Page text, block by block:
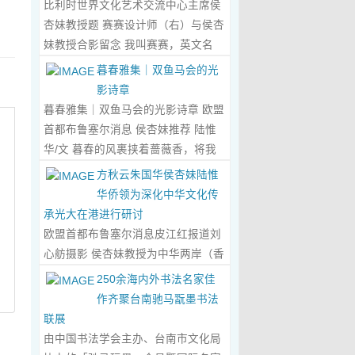
心晤谈，此番交流没有客套的寒暄，
唯有艺术与文化的深度共鸣，言辞间
赤诚的文化情怀，畅谈过后，内心满
是深切的感念与久久不散的触动，更
让我对国风服饰的创作之路，有了全
新的认知与坚守。...Read More...
比利时世界文化艺术交流中心主席侯
杏妹教授题 赛赛设计师（右）与侯杏
妹教授合影留念 我叫赛赛，英文名
Elin，生于湖南邵东的乡野村落，如
今扎根东莞，在服装与设计的领域
里，书写着属于自己的人生篇章。 我
的童年，是被墨香与书卷包裹的时
光。外公是当地颇负盛名的国画爱好
师、老校长，他的一生，一半是教书
育人的赤诚，一半是笔墨丹青的风
雅。记忆里，外公的书桌总铺着宣
纸，狼毫笔起落间，山水花鸟跃然纸
上，窗外的田园炊烟、山间流云，都
成了他笔下的景致。我总蹲在桌旁静
静凝望，看墨色在纸上晕染开深浅层
次，看线条勾勒出世间万物，那些灵
动的笔触、雅致的构图，悄无声息地
暮春雅集｜双鱼马会的光
影诗章
暮春雅集｜双鱼马会的光影诗章 欧盟
首都布鲁塞尔消息 侯杏妹推荐 陆惟
华/文 暮春的风裹挟着蔷薇香，将我
们引入香港双鱼河马会的湖光画卷
中。叶庆良博士、陆惟华博士、侯杏
妹教授与廖国玲小姐同游于此，在水
墨烟岚与艺术雅趣间，共赴一场关于
时光的慢调叙事。 墨韵凝香：方寸亭
着的灯串尚未苏醒，却被攀援的藤蔓
织成了碎金帘幕。牙医博士叶庆良的
书法汇报在此流淌，如古琴拨弦——
他从仓颉造字的鸿蒙传说讲起，指尖
方秋云朱国华侯杏妹陆惟
华侨领为深化中华文化传
承光大在港进行研讨
欧盟首都布鲁塞尔消息皮江红报道刘
心舫摄影 侯杏妹教授为中华两岸（香
港）文创观光协会题词致贺 2023年5
月2日上午，比利时美术家协会主席
陆惟华博士，比利时世界文化艺术交
流中心主席、香港国际文化艺术联会
250余海内外书法名家佳
作齐聚台南驰马翫墨书法
联展
由中国书法学会主办、台南市文化局